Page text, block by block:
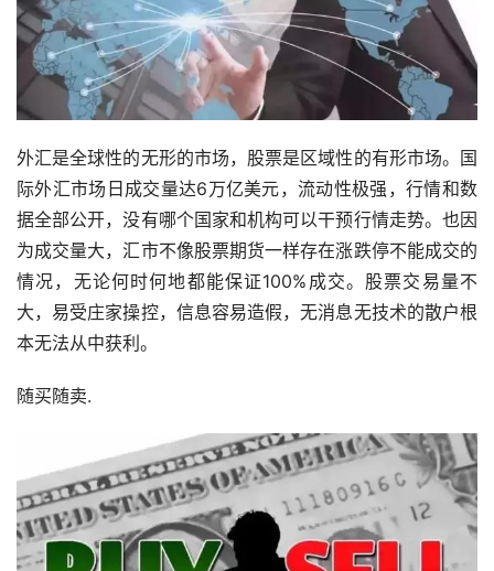
外汇是全球性的无形的市场，股票是区域性的有形市场。国
际外汇市场日成交量达6万亿美元，流动性极强，行情和数
据全部公开，没有哪个国家和机构可以干预行情走势。也因
为成交量大，汇市不像股票期货一样存在涨跌停不能成交的
情况，无论何时何地都能保证100%成交。股票交易量不
大，易受庄家操控，信息容易造假，无消息无技术的散户根
本无法从中获利。
随买随卖.